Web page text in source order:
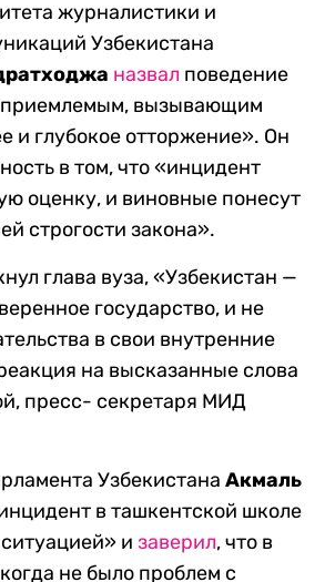
журналистики и
Узбекистана
назвал поведение
вызывающим
и глубокое отторжение». Он
в том, что «инцидент
оценку, и виновные понесут
строгости закона».
глава вуза, «Узбекистан —
государство, и не
в свои внутренние
на высказанные слова
пресс- секретаря МИД
Узбекистана Акмаль
в ташкентской школе
и заверил, что в
не было проблем с